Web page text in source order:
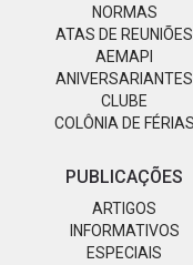
NORMAS
ATAS DE REUNIÕES
AEMAPI
ANIVERSARIANTES
CLUBE
COLÔNIA DE FÉRIAS
PUBLICAÇÕES
ARTIGOS
INFORMATIVOS
ESPECIAIS